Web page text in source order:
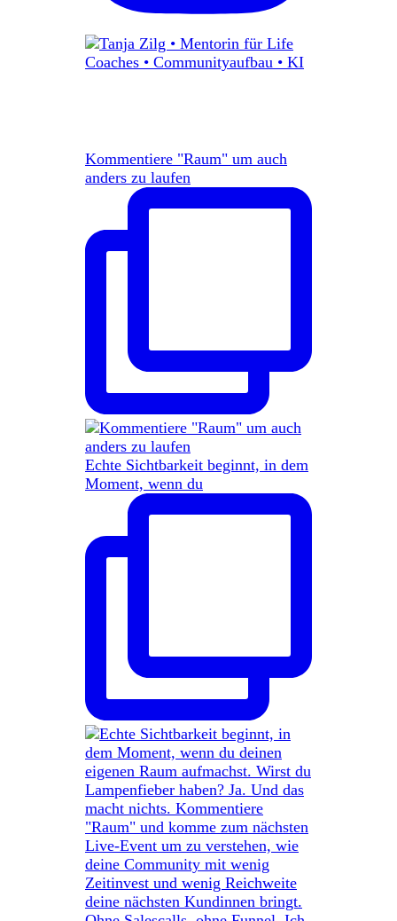
Kommentiere "Raum" um auch
anders zu laufen
Echte Sichtbarkeit beginnt, in dem
Moment, wenn du